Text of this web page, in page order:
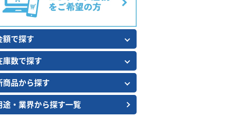
額で探す
庫数で探す
商品から探す
途・業界から探す一覧